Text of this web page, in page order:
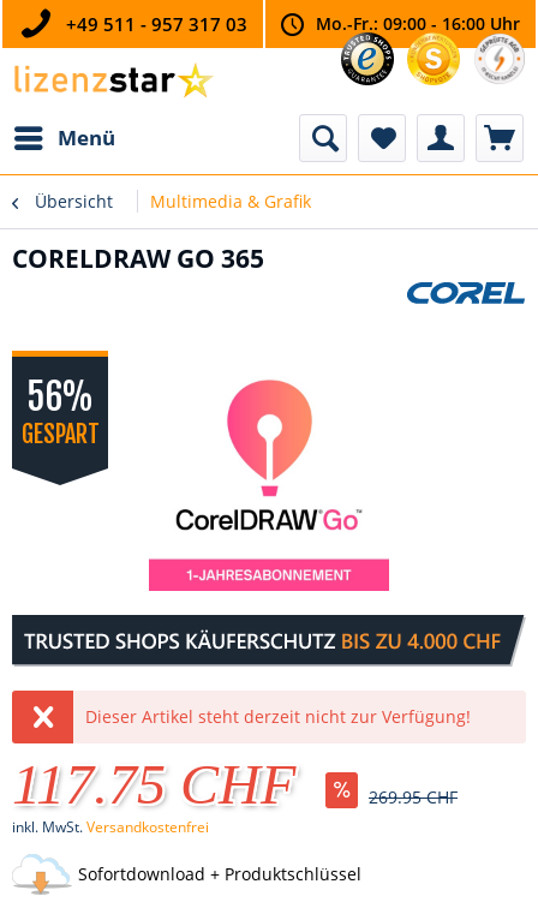
+49 511 - 957 317 03 Mo.-Fr.: 09:00 - 16:00 Uhr
Menü
Übersicht Multimedia & Grafik
CORELDRAW GO 365
56%
GESPART
Dieser Artikel steht derzeit nicht zur Verfügung!
117.75 CHF 269.95 CHF
inkl. MwSt.Versandkostenfrei
Sofortdownload + Produktschlüssel